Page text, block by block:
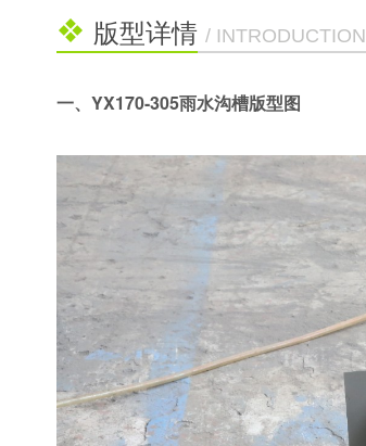
版型详情 / INTRODUCTION
一、YX170-305雨水沟槽版型图